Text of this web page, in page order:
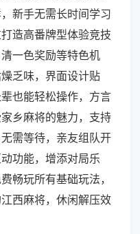
新手无需长时间学习
造高番牌型体验竞技
一色奖励等特色机
乏味，界面设计贴
也能轻松操作，方言
乡麻将的魅力，支持
需等待，亲友组队开
功能，增添对局乐
畅玩所有基础玩法，
西麻将，休闲解压效